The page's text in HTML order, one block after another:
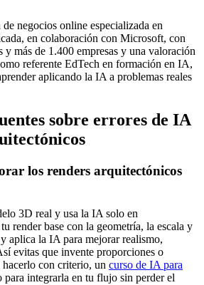
negocios online especializada en
en colaboración con Microsoft, con
y más de 1.400 empresas y una valoración
referente EdTech en formación en IA,
aplicando la IA a problemas reales
sobre errores de IA
los renders arquitectónicos
3D real y usa la IA solo en
render base con la geometría, la escala y
aplica la IA para mejorar realismo,
evitas que invente proporciones o
hacerlo con criterio, un curso de IA para
para integrarla en tu flujo sin perder el